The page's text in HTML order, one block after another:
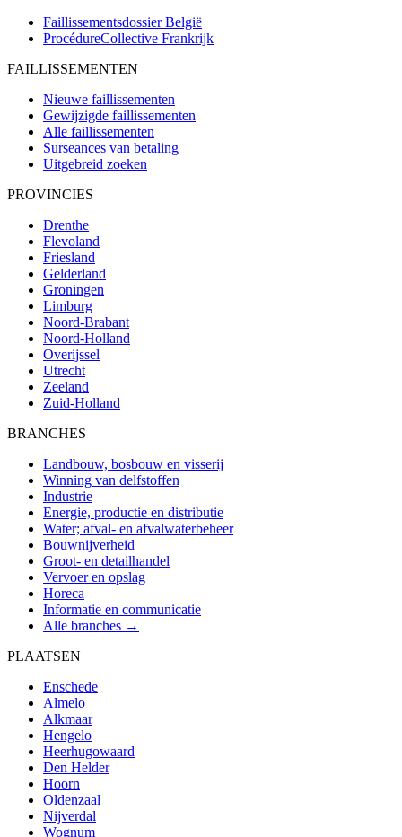
Faillissementsdossier België
ProcédureCollective Frankrijk
FAILLISSEMENTEN
Nieuwe faillissementen
Gewijzigde faillissementen
Alle faillissementen
Surseances van betaling
Uitgebreid zoeken
PROVINCIES
Drenthe
Flevoland
Friesland
Gelderland
Groningen
Limburg
Noord-Brabant
Noord-Holland
Overijssel
Utrecht
Zeeland
Zuid-Holland
BRANCHES
Landbouw, bosbouw en visserij
Winning van delfstoffen
Industrie
Energie, productie en distributie
Water; afval- en afvalwaterbeheer
Bouwnijverheid
Groot- en detailhandel
Vervoer en opslag
Horeca
Informatie en communicatie
Alle branches →
PLAATSEN
Enschede
Almelo
Alkmaar
Hengelo
Heerhugowaard
Den Helder
Hoorn
Oldenzaal
Nijverdal
Wognum